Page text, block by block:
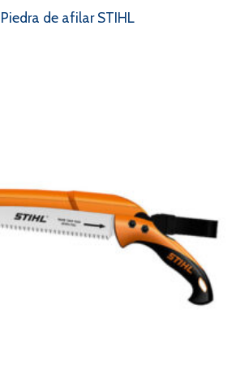
Piedra de afilar STIHL